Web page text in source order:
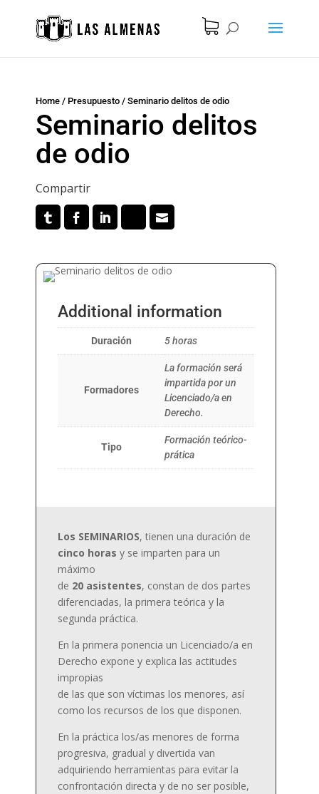
Home / Presupuesto / Seminario delitos de odio
Seminario delitos
de odio
Compartir
Additional information
Duración 5 horas
Formadores
La formación será
impartida por un
Licenciado/a en
Derecho.
Tipo
Formación teórico-
prática
Los SEMINARIOS, tienen una duración de
cinco horas y se imparten para un
máximo
de 20 asistentes, constan de dos partes
diferenciadas, la primera teórica y la
segunda práctica.
En la primera ponencia un Licenciado/a en
Derecho expone y explica las actitudes
impropias
de las que son víctimas los menores, así
como los recursos de los que disponen.
En la práctica los/as menores de forma
progresiva, gradual y divertida van
adquiriendo herramientas para evitar la
confrontación directa y de no ser posible,